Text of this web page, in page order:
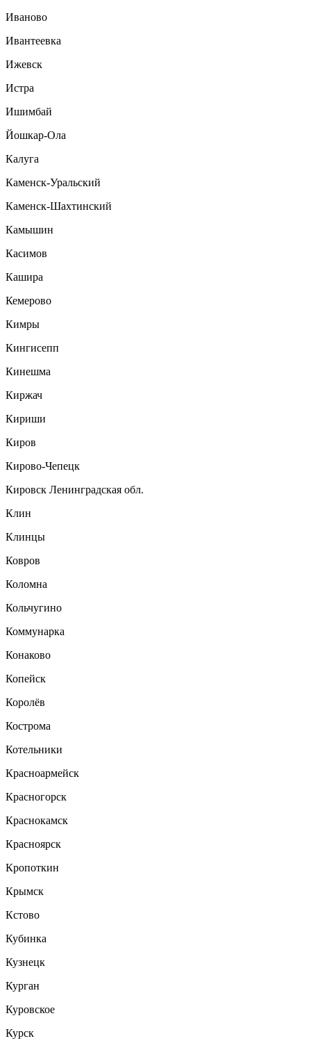
Иваново
Ивантеевка
Ижевск
Истра
Ишимбай
Йошкар-Ола
Калуга
Каменск-Уральский
Каменск-Шахтинский
Камышин
Касимов
Кашира
Кемерово
Кимры
Кингисепп
Кинешма
Киржач
Кириши
Киров
Кирово-Чепецк
Кировск Ленинградская обл.
Клин
Клинцы
Ковров
Коломна
Кольчугино
Коммунарка
Конаково
Копейск
Королёв
Кострома
Котельники
Красноармейск
Красногорск
Краснокамск
Красноярск
Кропоткин
Крымск
Кстово
Кубинка
Кузнецк
Курган
Куровское
Курск